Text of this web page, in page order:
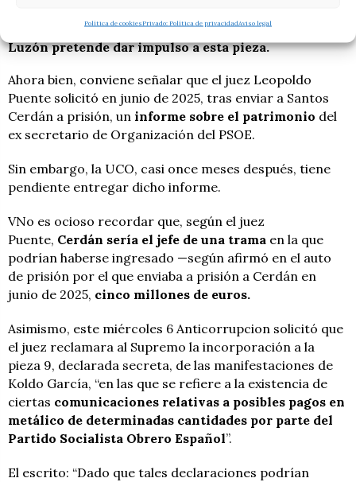
Política de cookiesPrivado: Política de privacidadAviso legal
Luzón pretende dar impulso a esta pieza.
Ahora bien, conviene señalar que el juez Leopoldo
Puente solicitó en junio de 2025, tras enviar a Santos
Cerdán a prisión, un informe sobre el patrimonio del
ex secretario de Organización del PSOE.
Sin embargo, la UCO, casi once meses después, tiene
pendiente entregar dicho informe.
VNo es ocioso recordar que, según el juez
Puente, Cerdán sería el jefe de una trama en la que
podrían haberse ingresado —según afirmó en el auto
de prisión por el que enviaba a prisión a Cerdán en
junio de 2025, cinco millones de euros.
Asimismo, este miércoles 6 Anticorrupcion solicitó que
el juez reclamara al Supremo la incorporación a la
pieza 9, declarada secreta, de las manifestaciones de
Koldo García, “en las que se refiere a la existencia de
ciertas comunicaciones relativas a posibles pagos en
metálico de determinadas cantidades por parte del
Partido Socialista Obrero Español”.
El escrito: “Dado que tales declaraciones podrían